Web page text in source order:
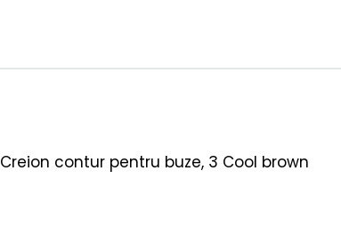
Creion contur pentru buze, 3 Cool brown